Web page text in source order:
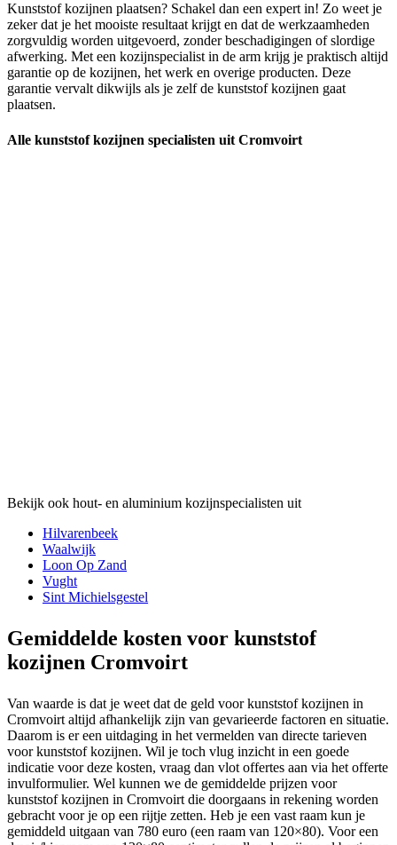
Kunststof kozijnen plaatsen? Schakel dan een expert in! Zo weet je
zeker dat je het mooiste resultaat krijgt en dat de werkzaamheden
zorgvuldig worden uitgevoerd, zonder beschadigingen of slordige
afwerking. Met een kozijnspecialist in de arm krijg je praktisch altijd
garantie op de kozijnen, het werk en overige producten. Deze
garantie vervalt dikwijls als je zelf de kunststof kozijnen gaat
plaatsen.
Alle kunststof kozijnen specialisten uit Cromvoirt
Bekijk ook hout- en aluminium kozijnspecialisten uit
Hilvarenbeek
Waalwijk
Loon Op Zand
Vught
Sint Michielsgestel
Gemiddelde kosten voor kunststof
kozijnen Cromvoirt
Van waarde is dat je weet dat de geld voor kunststof kozijnen in
Cromvoirt altijd afhankelijk zijn van gevarieerde factoren en situatie.
Daarom is er een uitdaging in het vermelden van directe tarieven
voor kunststof kozijnen. Wil je toch vlug inzicht in een goede
indicatie voor deze kosten, vraag dan vlot offertes aan via het offerte
invulformulier. Wel kunnen we de gemiddelde prijzen voor
kunststof kozijnen in Cromvoirt die doorgaans in rekening worden
gebracht voor je op een rijtje zetten. Heb je een vast raam kun je
gemiddeld uitgaan van 780 euro (een raam van 120×80). Voor een